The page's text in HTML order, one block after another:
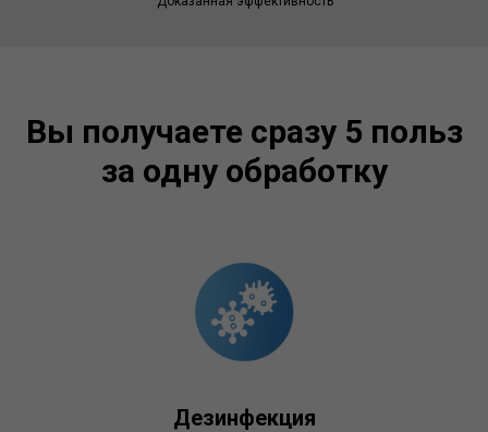
Вы получаете сразу 5 польз
за одну обработку
Дезинфекция